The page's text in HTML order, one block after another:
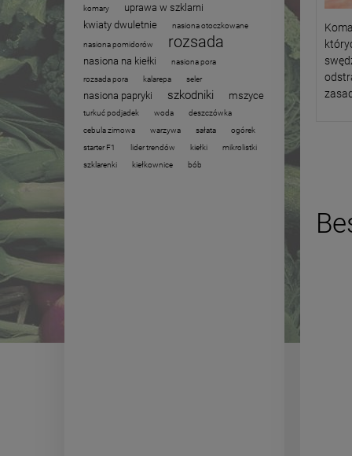
komary
uprawa w szklarni
kwiaty dwuletnie
nasiona otoczkowane
nasiona pomidorów rozsada
nasiona na kiełki
nasiona pora
rozsada pora
kalarepa seler
nasiona papryki szkodniki mszyce
turkuć podjadek woda
deszczówka
cebula zimowa
warzywa sałata
ogórek
starter F1
lider trendów kiełki
mikrolistki
szklarenki
kiełkownice bób